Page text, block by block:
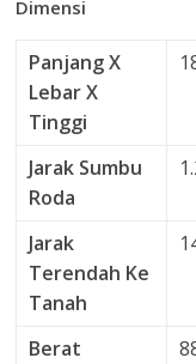
Dimensi
Panjang X
Lebar X
Tinggi
Jarak Sumbu
Roda
Jarak
Terendah Ke
Tanah
Berat